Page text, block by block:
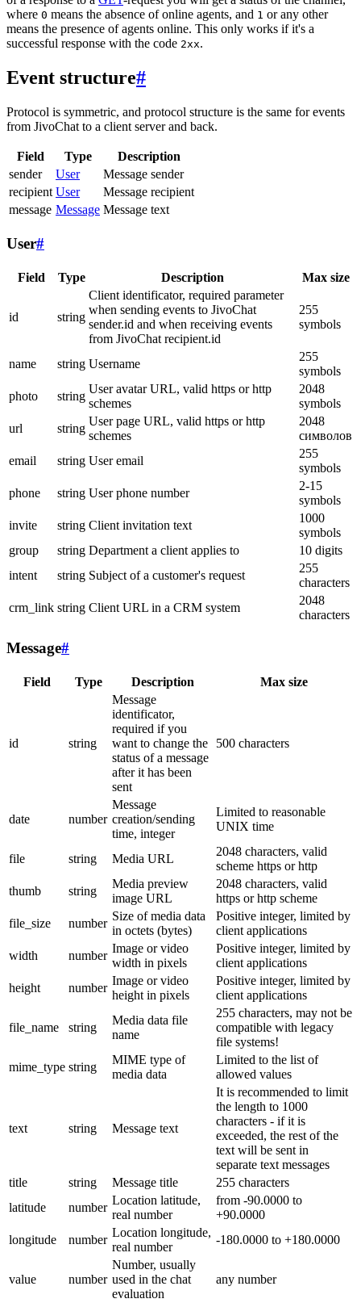
where 0 means the absence of online agents, and 1 or any other
means the presence of agents online. This only works if it's a
successful response with the code 2xx.
Event structure#
Protocol is symmetric, and protocol structure is the same for events
from JivoChat to a client server and back.
Field Type
Description
sender
User
Message sender
recipient User
Message recipient
message Message Message text
User#
Field Type Description Max size
id string
Client identificator, required parameter
when sending events to JivoChat
sender.id and when receiving events
from JivoChat recipient.id
255
symbols
name string Username
255
symbols
photo
string
User avatar URL, valid https or http
schemes
2048
symbols
url
string
User page URL, valid https or http
schemes
2048
символов
email
string User email
255
symbols
phone
string User phone number
2-15
symbols
invite
string Client invitation text
1000
symbols
group
string Department a client applies to
10 digits
intent
string Subject of a customer's request
255
characters
crm_link string Client URL in a CRM system
2048
characters
Message#
Field Type Description Max size
id string
Message
identificator,
required if you
want to change the
status of a message
after it has been
sent
500 characters
date number
Message
creation/sending
time, integer
Limited to reasonable
UNIX time
file string Media URL
2048 characters, valid
scheme https or http
thumb
string
Media preview
image URL
2048 characters, valid
https or http scheme
file_size
number
Size of media data
in octets (bytes)
Positive integer, limited by
client applications
width
number
Image or video
width in pixels
Positive integer, limited by
client applications
height
number
Image or video
height in pixels
Positive integer, limited by
client applications
file_name string
Media data file
name
255 characters, may not be
compatible with legacy
file systems!
mime_type string
MIME type of
media data
Limited to the list of
allowed values
text string Message text
It is recommended to limit
the length to 1000
characters - if it is
exceeded, the rest of the
text will be sent in
separate text messages
title
string Message title
255 characters
latitude
number
Location latitude,
real number
from -90.0000 to
+90.0000
longitude
number
Location longitude,
real number
-180.0000 to +180.0000
value number
Number, usually
used in the chat
evaluation
any number